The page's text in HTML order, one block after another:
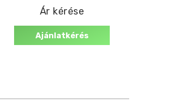
Ár kérése
Ajánlatkérés